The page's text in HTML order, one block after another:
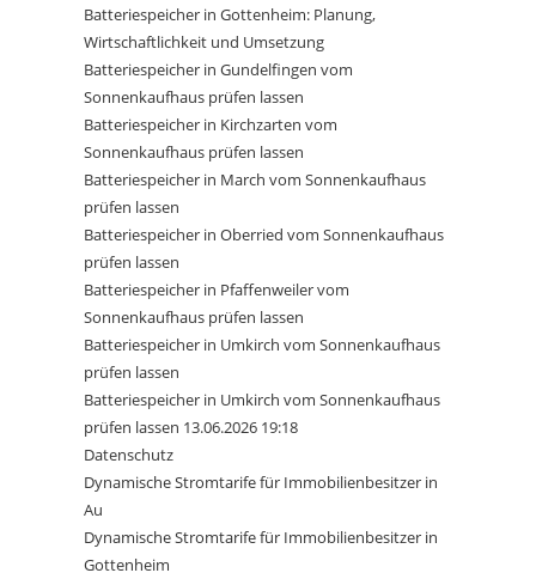
Batteriespeicher in Gottenheim: Planung,
Wirtschaftlichkeit und Umsetzung
Batteriespeicher in Gundelfingen vom
Sonnenkaufhaus prüfen lassen
Batteriespeicher in Kirchzarten vom
Sonnenkaufhaus prüfen lassen
Batteriespeicher in March vom Sonnenkaufhaus
prüfen lassen
Batteriespeicher in Oberried vom Sonnenkaufhaus
prüfen lassen
Batteriespeicher in Pfaffenweiler vom
Sonnenkaufhaus prüfen lassen
Batteriespeicher in Umkirch vom Sonnenkaufhaus
prüfen lassen
Batteriespeicher in Umkirch vom Sonnenkaufhaus
prüfen lassen 13.06.2026 19:18
Datenschutz
Dynamische Stromtarife für Immobilienbesitzer in
Au
Dynamische Stromtarife für Immobilienbesitzer in
Gottenheim